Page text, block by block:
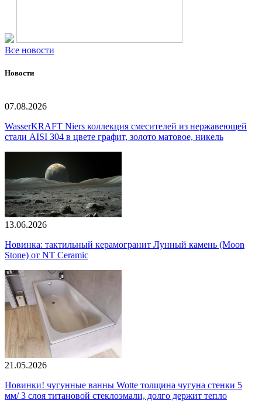
Все новости
Новости
07.08.2026
WasserKRAFT Niers коллекция смесителей из нержавеющей
стали AISI 304 в цвете графит, золото матовое, никель
13.06.2026
Новинка: тактильный керамогранит Лунный камень (Moon
Stone) от NT Ceramic
21.05.2026
Новинки! чугунные ванны Wotte толщина чугуна стенки 5
мм/ 3 слоя титановой стеклоэмали, долго держит тепло